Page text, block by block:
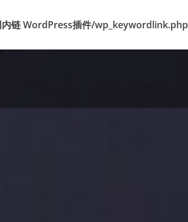
链 WordPress插件/wp_keywordlink.php